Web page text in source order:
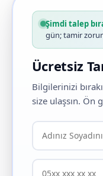
Şimdi talep
gün; tamir
Ücretsiz
Bilgilerinizi
size ulaşsın. Ön